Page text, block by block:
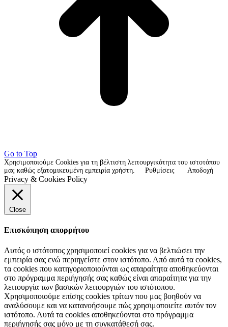
Go to Top
Χρησιμοποιούμε Cookies για τη βέλτιστη λειτουργικότητα του ιστοτόπου
μας καθώς εξατομικευμένη εμπειρία χρήστη.
Ρυθμίσεις Αποδοχή
Privacy & Cookies Policy
Close
Επισκόπηση απορρήτου
Αυτός ο ιστότοπος χρησιμοποιεί cookies για να βελτιώσει την
εμπειρία σας ενώ περιηγείστε στον ιστότοπο. Από αυτά τα cookies,
τα cookies που κατηγοριοποιούνται ως απαραίτητα αποθηκεύονται
στο πρόγραμμα περιήγησής σας καθώς είναι απαραίτητα για την
λειτουργία των βασικών λειτουργιών του ιστότοπου.
Χρησιμοποιούμε επίσης cookies τρίτων που μας βοηθούν να
αναλύσουμε και να κατανοήσουμε πώς χρησιμοποιείτε αυτόν τον
ιστότοπο. Αυτά τα cookies αποθηκεύονται στο πρόγραμμα
περιήγησής σας μόνο με τη συγκατάθεσή σας.